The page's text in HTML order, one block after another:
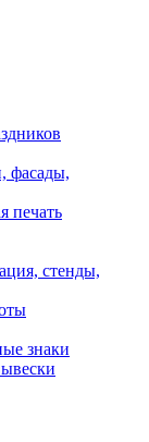
фасады,
печать
стенды,
знаки